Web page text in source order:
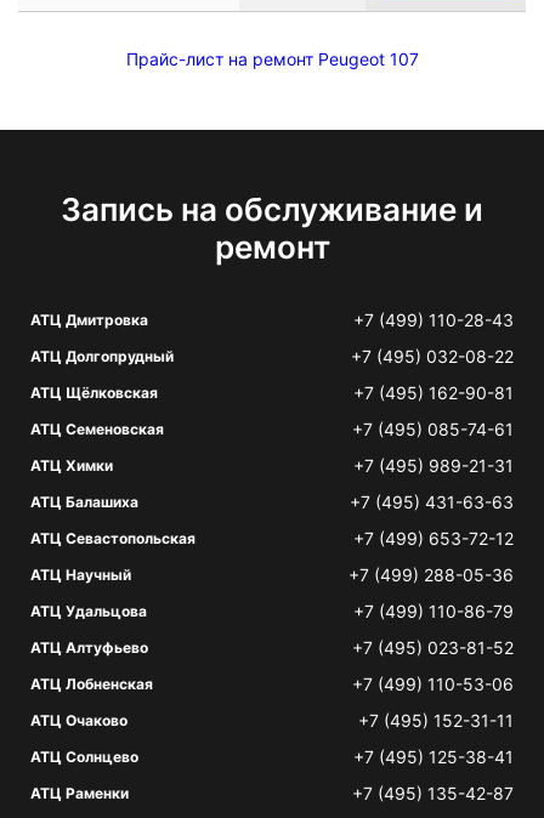
Прайс-лист на ремонт Peugeot 107
Запись на обслуживание и
ремонт
АТЦ Дмитровка +7 (499) 110-28-43
АТЦ Долгопрудный +7 (495) 032-08-22
АТЦ Щёлковская +7 (495) 162-90-81
АТЦ Семеновская +7 (495) 085-74-61
АТЦ Химки +7 (495) 989-21-31
АТЦ Балашиха +7 (495) 431-63-63
АТЦ Севастопольская +7 (499) 653-72-12
АТЦ Научный +7 (499) 288-05-36
АТЦ Удальцова +7 (499) 110-86-79
АТЦ Алтуфьево +7 (495) 023-81-52
АТЦ Лобненская +7 (499) 110-53-06
АТЦ Очаково +7 (495) 152-31-11
АТЦ Солнцево +7 (495) 125-38-41
АТЦ Раменки +7 (495) 135-42-87